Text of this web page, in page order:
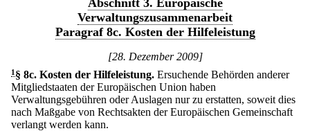
Abschnitt 3. Europäische
Verwaltungszusammenarbeit
Paragraf 8c. Kosten der Hilfeleistung
[28. Dezember 2009]
1 § 8c. Kosten der Hilfeleistung. Ersuchende Behörden anderer
Mitgliedstaaten der Europäischen Union haben
Verwaltungsgebühren oder Auslagen nur zu erstatten, soweit dies
nach Maßgabe von Rechtsakten der Europäischen Gemeinschaft
verlangt werden kann.